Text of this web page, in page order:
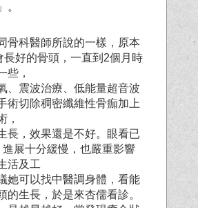
骨科醫師所說的一樣，原本
長好的骨頭，一直到2個月時
些，
、震波治療、低能量超音波
術切除稠密纖維性骨痂加上
，
長，效果還是不好。眼看已
展十分緩慢，也嚴重影響
活及工
她可以找中醫調身體，看能
的生長，於是來杏儒看診。